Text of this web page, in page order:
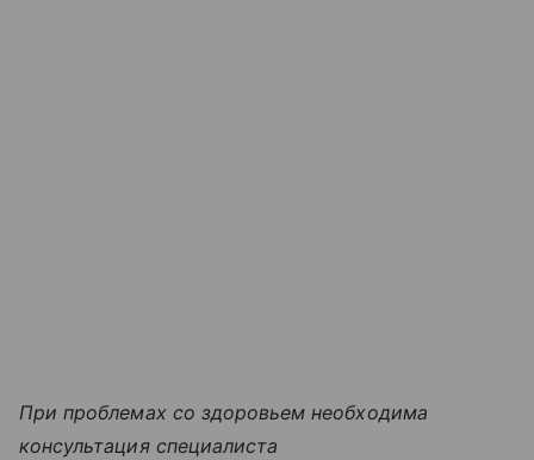
При проблемах со здоровьем необходима
консультация специалиста